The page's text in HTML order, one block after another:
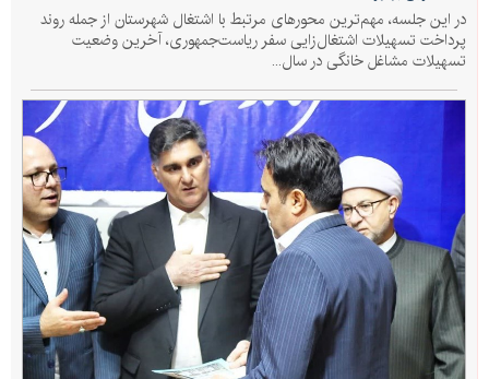
در این جلسه، مهم‌ترین محورهای مرتبط با اشتغال شهرستان از جمله روند
پرداخت تسهیلات اشتغال‌زایی سفر ریاست‌جمهوری، آخرین وضعیت
تسهیلات مشاغل خانگی در سال...